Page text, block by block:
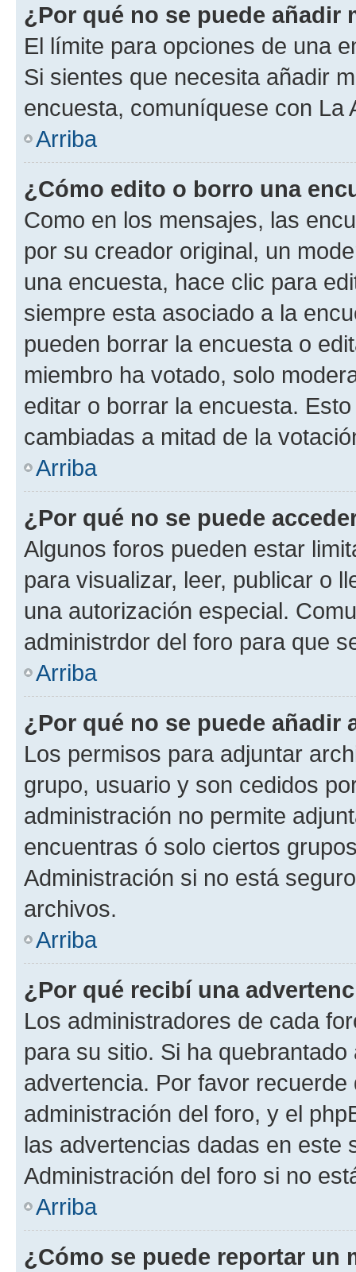
¿Por qué no se puede añadir
El límite para opciones de una
Si sientes que necesita añadir
encuesta, comuníquese con La
Arriba
¿Cómo edito o borro una
Como en los mensajes, las
por su creador original, un
una encuesta, hace clic para
siempre esta asociado a la
pueden borrar la encuesta o
miembro ha votado, solo
editar o borrar la encuesta.
cambiadas a mitad de la
Arriba
¿Por qué no se puede
Algunos foros pueden estar
para visualizar, leer, publicar o
una autorización especial.
administrdor del foro para que
Arriba
¿Por qué no se puede añadir
Los permisos para adjuntar
grupo, usuario y son cedidos
administración no permite
encuentras ó solo ciertos
Administración si no está
archivos.
Arriba
¿Por qué recibí una
Los administradores de cada
para su sitio. Si ha
advertencia. Por favor
administración del foro, y el
las advertencias dadas en este
Administración del foro si no
Arriba
¿Cómo se puede reportar un